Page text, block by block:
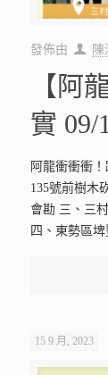
發佈由
【阿
實 09/
阿龍衝衝衝
135號前樹木
會勘 三、三
四、東勢區
15 9 月, 2023